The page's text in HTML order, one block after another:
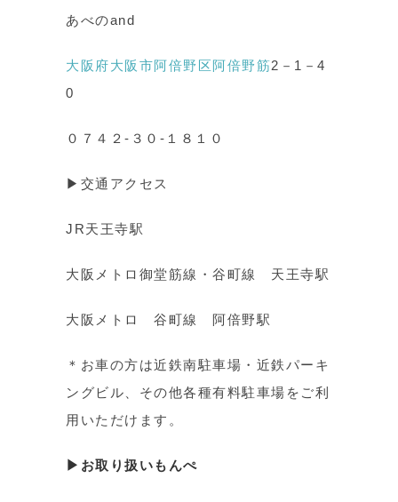
あべのand
大阪府大阪市阿倍野区阿倍野筋2－1－4
0
０７４２-３０-１８１０
▶交通アクセス
JR天王寺駅
大阪メトロ御堂筋線・谷町線 天王寺駅
大阪メトロ 谷町線 阿倍野駅
＊お車の方は近鉄南駐車場・近鉄パーキ
ングビル、その他各種有料駐車場をご利
用いただけます。
▶お取り扱いもんぺ